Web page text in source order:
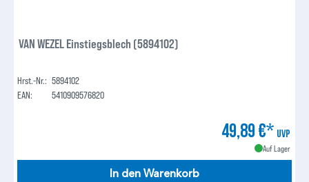
VAN WEZEL Einstiegsblech (5894102)
Hrst.-Nr.: 5894102
EAN:
5410909576820
49,89 €* UVP
Auf Lager
In den Warenkorb